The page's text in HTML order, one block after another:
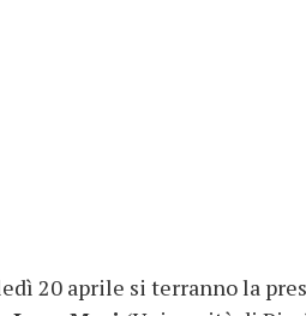
20 aprile si terranno la